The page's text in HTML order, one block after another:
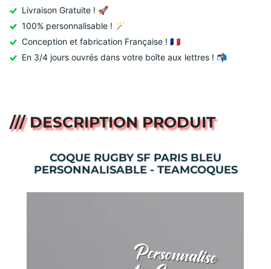
Livraison Gratuite ! 🚀
100% personnalisable ! 🪄
Conception et fabrication Française ! 🇫🇷
En 3/4 jours ouvrés dans votre boîte aux lettres ! 📬
/// DESCRIPTION PRODUIT
COQUE RUGBY SF PARIS BLEU
PERSONNALISABLE - TEAMCOQUES